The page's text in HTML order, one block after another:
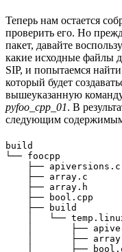
Теперь нам остается
проверить его. Но
пакет, давайте
какие исходные файлы
SIP, и попытаемся
который будет
вышеуказанную
pyfoo_cpp_01. В
следующим
build
└── foocpp
    ├── apiversions.c
    ├── array.c
    ├── array.h
    ├── bool.cpp
    ├── build
│   └──
│       ├──
│       ├──
│       ├──